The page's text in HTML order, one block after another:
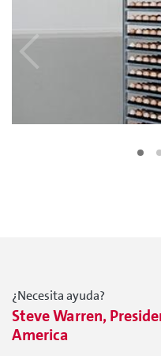
¿Necesita ayuda?
Steve Warren,
America